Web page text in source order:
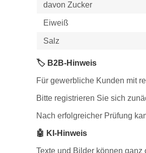
davon Zucker
Eiweiß
Salz
🏷️ B2B-Hinweis
Für gewerbliche Kunden mit
Bitte registrieren Sie sich
Nach erfolgreicher Prüfung
🤖 KI-Hinweis
Texte und Bilder können